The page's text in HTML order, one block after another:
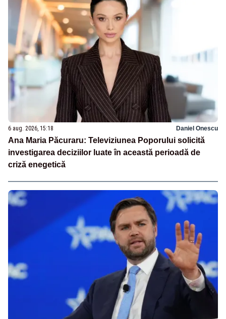
6 aug. 2026, 15:18 Daniel Onescu
Ana Maria Păcuraru: Televiziunea Poporului solicită
investigarea deciziilor luate în această perioadă de
criză enegetică